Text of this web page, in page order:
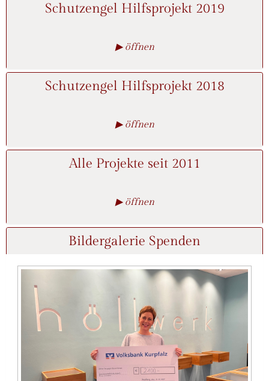
Schutzengel Hilfsprojekt 2019
▶ öffnen
Schutzengel Hilfsprojekt 2018
▶ öffnen
Alle Projekte seit 2011
▶ öffnen
Bildergalerie Spenden